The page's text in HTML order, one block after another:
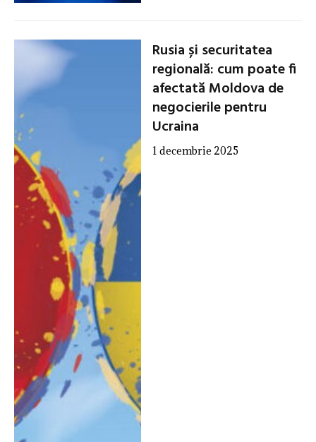
Rusia și securitatea
regională: cum poate fi
afectată Moldova de
negocierile pentru
Ucraina
1 decembrie 2025